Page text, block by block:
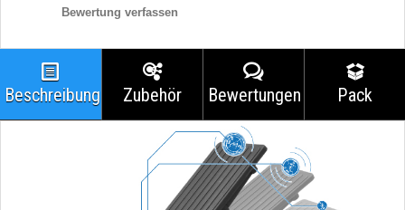
Bewertung verfassen
Beschreibung Zubehör Bewertungen Pack